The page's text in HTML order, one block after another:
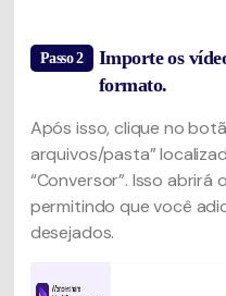
Passo 2
Importe os
formato.
Após isso, clique no
arquivos/pasta”
“Conversor”. Isso
permitindo que você
desejados.